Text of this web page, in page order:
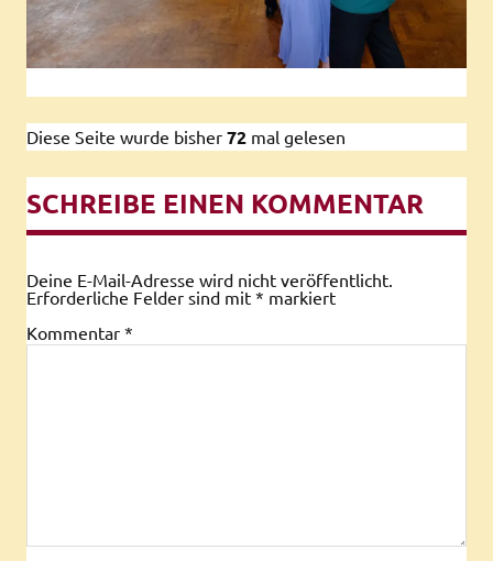
Diese Seite wurde bisher 72 mal gelesen
SCHREIBE EINEN KOMMENTAR
Deine E-Mail-Adresse wird nicht veröffentlicht.
Erforderliche Felder sind mit * markiert
Kommentar *